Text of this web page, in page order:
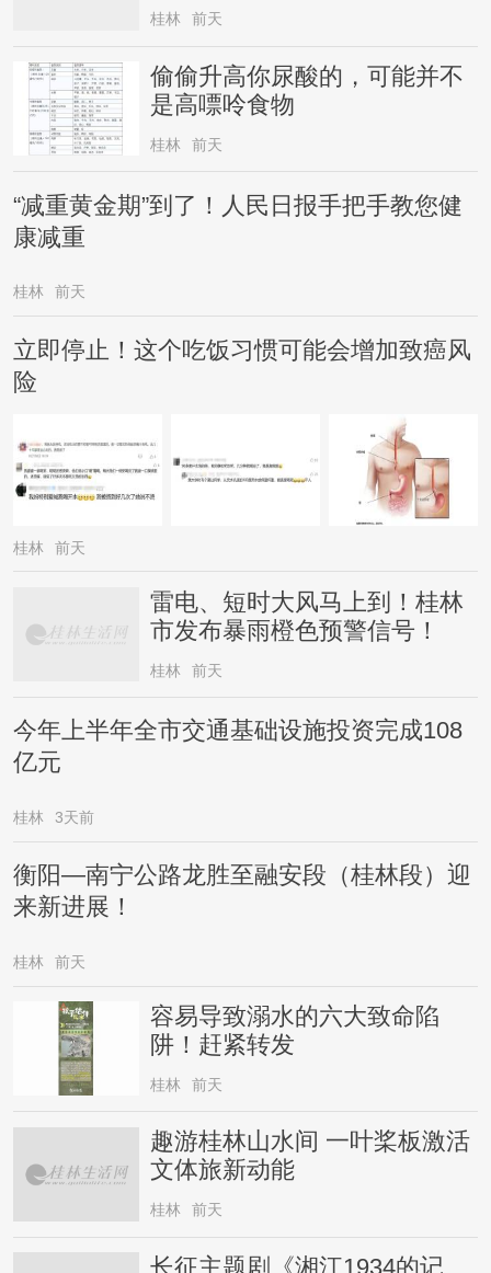
桂林 前天
偷偷升高你尿酸的，可能并不
是高嘌呤食物
桂林 前天
“减重黄金期”到了！人民日报手把手教您健
康减重
桂林 前天
立即停止！这个吃饭习惯可能会增加致癌风
险
桂林 前天
雷电、短时大风马上到！桂林
市发布暴雨橙色预警信号！
桂林 前天
今年上半年全市交通基础设施投资完成108
亿元
桂林 3天前
衡阳—南宁公路龙胜至融安段（桂林段）迎
来新进展！
桂林 前天
容易导致溺水的六大致命陷
阱！赶紧转发
桂林 前天
趣游桂林山水间 一叶桨板激活
文体旅新动能
桂林 前天
长征主题剧《湘江1934的记